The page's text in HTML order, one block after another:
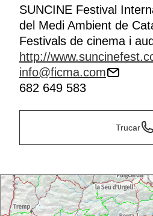
SUNCINE Festival
del Medi Ambient de
Festivals de cinema i
http://
info@ficma.com
682 649 583
Trucar